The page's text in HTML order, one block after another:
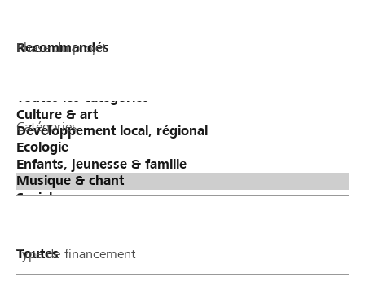
Phase du projet
Catégories
Type de financement